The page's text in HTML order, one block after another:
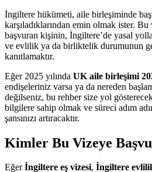
İngiltere hükümeti, aile birleşiminde
karşıladıklarından emin olmak ister. Bu
başvuran kişinin, İngiltere’de yasal
ve evlilik ya da birliktelik durumunun
kanıtlamaktır.
Eğer 2025 yılında UK aile birleşimi
endişeleriniz varsa ya da nereden
değilseniz, bu rehber size yol
bilgilere sahip olmak ve süreci adım
şansınızı artıracaktır.
Kimler Bu Vizeye
Eğerİngiltere eş vizesi, İngiltere